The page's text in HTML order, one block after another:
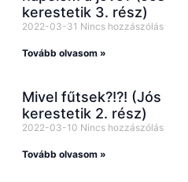
kerestetik 3. rész)
2022-03-31 Nincs hozzászólás
Tovább olvasom »
Mivel fűtsek?!?! (Jós
kerestetik 2. rész)
2022-03-10 Nincs hozzászólás
Tovább olvasom »